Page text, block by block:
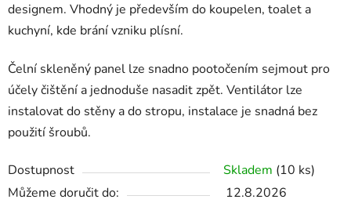
designem. Vhodný je především do koupelen, toalet a
kuchyní, kde brání vzniku plísní.
Čelní skleněný panel lze snadno pootočením sejmout pro
účely čištění a jednoduše nasadit zpět. Ventilátor lze
instalovat do stěny a do stropu, instalace je snadná bez
použití šroubů.
Dostupnost Skladem (10 ks)
Můžeme doručit do:
12.8.2026